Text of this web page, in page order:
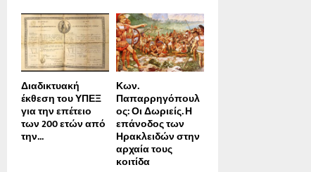
Διαδικτυακή
έκθεση του ΥΠΕΞ
για την επέτειο
των 200 ετών από
την...
Κων.
Παπαρρηγόπουλ
ος: Οι Δωριείς. Η
επάνοδος των
Ηρακλειδών στην
αρχαία τους
κοιτίδα